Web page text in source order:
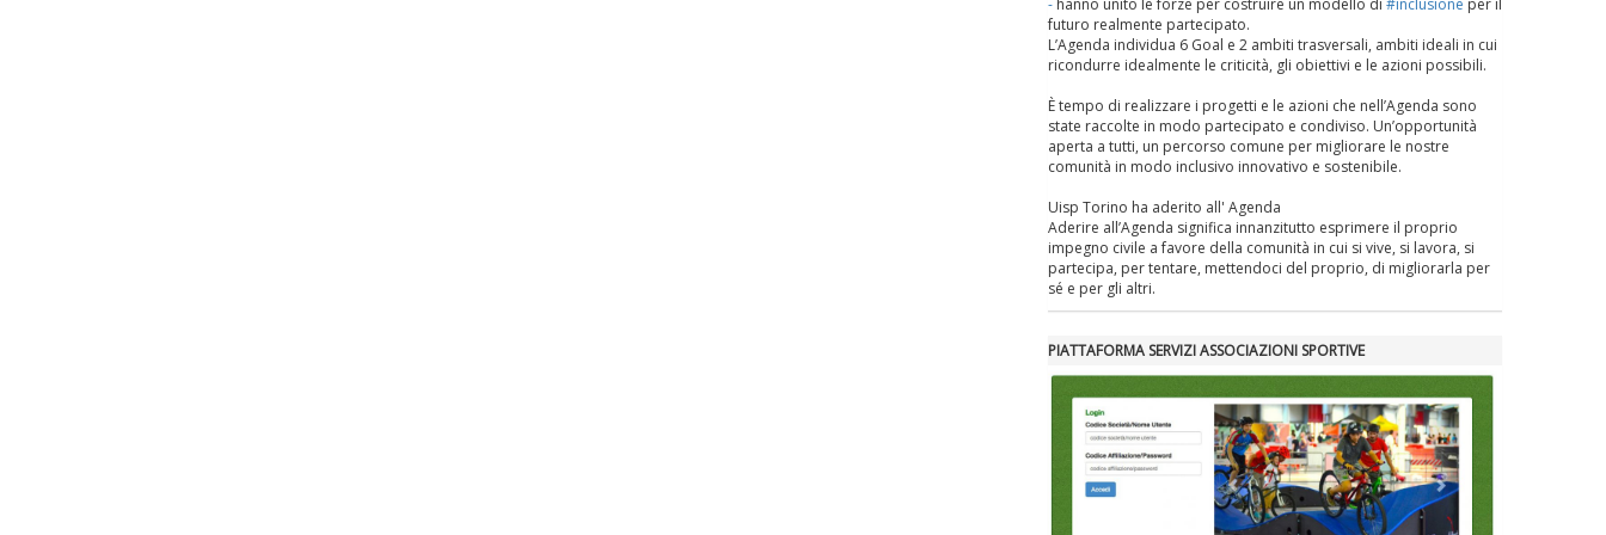
futuro realmente partecipato.
L’Agenda individua 6 Goal e 2 ambiti trasversali, ambiti ideali in cui
ricondurre idealmente le criticità, gli obiettivi e le azioni possibili.
È tempo di realizzare i progetti e le azioni che nell’Agenda sono
state raccolte in modo partecipato e condiviso. Un’opportunità
aperta a tutti, un percorso comune per migliorare le nostre
comunità in modo inclusivo innovativo e sostenibile.
Uisp Torino ha aderito all' Agenda
Aderire all’Agenda significa innanzitutto esprimere il proprio
impegno civile a favore della comunità in cui si vive, si lavora, si
partecipa, per tentare, mettendoci del proprio, di migliorarla per
sé e per gli altri.
PIATTAFORMA SERVIZI ASSOCIAZIONI SPORTIVE